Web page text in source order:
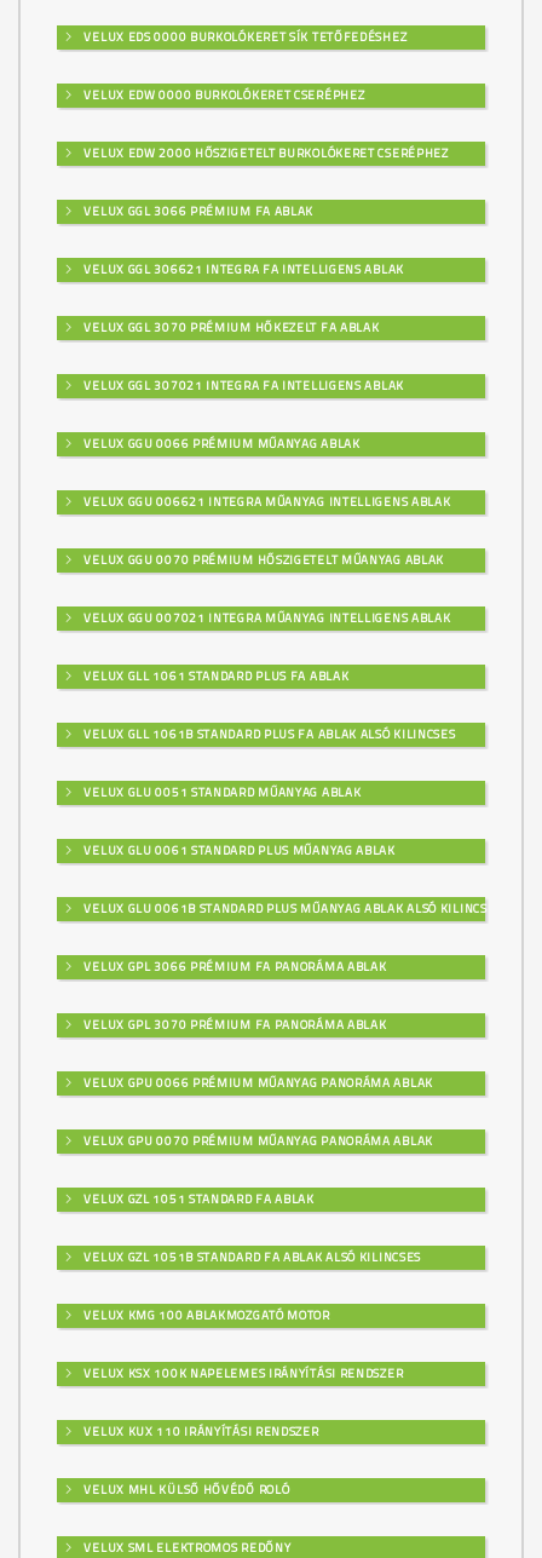
VELUX EDS 0000 BURKOLÓKERET SÍK TETŐFEDÉSHEZ
VELUX EDW 0000 BURKOLÓKERET CSERÉPHEZ
VELUX EDW 2000 HŐSZIGETELT BURKOLÓKERET CSERÉPHEZ
VELUX GGL 3066 PRÉMIUM FA ABLAK
VELUX GGL 306621 INTEGRA FA INTELLIGENS ABLAK
VELUX GGL 3070 PRÉMIUM HŐKEZELT FA ABLAK
VELUX GGL 307021 INTEGRA FA INTELLIGENS ABLAK
VELUX GGU 0066 PRÉMIUM MŰANYAG ABLAK
VELUX GGU 006621 INTEGRA MŰANYAG INTELLIGENS ABLAK
VELUX GGU 0070 PRÉMIUM HŐSZIGETELT MŰANYAG ABLAK
VELUX GGU 007021 INTEGRA MŰANYAG INTELLIGENS ABLAK
VELUX GLL 1061 STANDARD PLUS FA ABLAK
VELUX GLL 1061B STANDARD PLUS FA ABLAK ALSÓ KILINCSES
VELUX GLU 0051 STANDARD MŰANYAG ABLAK
VELUX GLU 0061 STANDARD PLUS MŰANYAG ABLAK
VELUX GLU 0061B STANDARD PLUS MŰANYAG ABLAK ALSÓ KILINCSES
VELUX GPL 3066 PRÉMIUM FA PANORÁMA ABLAK
VELUX GPL 3070 PRÉMIUM FA PANORÁMA ABLAK
VELUX GPU 0066 PRÉMIUM MŰANYAG PANORÁMA ABLAK
VELUX GPU 0070 PRÉMIUM MŰANYAG PANORÁMA ABLAK
VELUX GZL 1051 STANDARD FA ABLAK
VELUX GZL 1051B STANDARD FA ABLAK ALSÓ KILINCSES
VELUX KMG 100 ABLAKMOZGATÓ MOTOR
VELUX KSX 100K NAPELEMES IRÁNYÍTÁSI RENDSZER
VELUX KUX 110 IRÁNYÍTÁSI RENDSZER
VELUX MHL KÜLSŐ HŐVÉDŐ ROLÓ
VELUX SML ELEKTROMOS REDŐNY